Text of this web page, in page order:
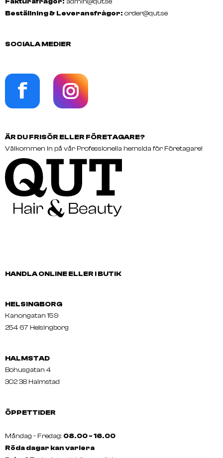
Beställning & Leveransfrågor: order@qut.se
SOCIALA MEDIER
ÄR DU FRISÖR ELLER FÖRETAGARE?
Välkommen in på vår Professionella hemsida för Företagare!
HANDLA ONLINE ELLER I BUTIK
HELSINGBORG
Kanongatan 159
254 67 Helsingborg
HALMSTAD
Bohusgatan 4
302 38 Halmstad
ÖPPETTIDER
Måndag - Fredag: 08.00 - 16.00
Röda dagar kan variera